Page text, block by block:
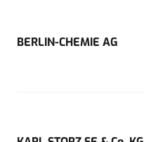
BERLIN-CHEMIE AG